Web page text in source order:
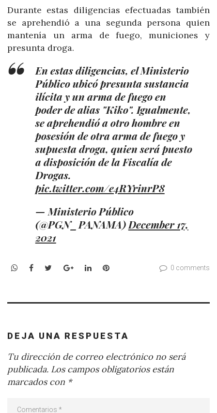
Durante estas diligencias efectuadas también
se aprehendió a una segunda persona quien
mantenía un arma de fuego, municiones y
presunta droga.
En estas diligencias, el Ministerio
Público ubicó presunta sustancia
ilícita y un arma de fuego en
poder de alias "Kiko". Igualmente,
se aprehendió a otro hombre en
posesión de otra arma de fuego y
supuesta droga, quien será puesto
a disposición de la Fiscalía de
Drogas.
pic.twitter.com/e4RYrinrP8
— Ministerio Público
(@PGN_PANAMA) December 17,
2021
WhatsApp
Facebook
TwitterGoogle+LinkedInPinterest 0 comments
DEJA UNA RESPUESTA
Tu dirección de correo electrónico no será
publicada. Los campos obligatorios están
marcados con *